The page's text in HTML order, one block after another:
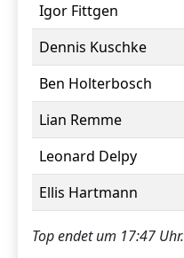
Igor Fittgen
Dennis Kuschke
Ben Holterbosch
Lian Remme
Leonard Delpy
Ellis Hartmann
Top endet um 17:47 Uhr.